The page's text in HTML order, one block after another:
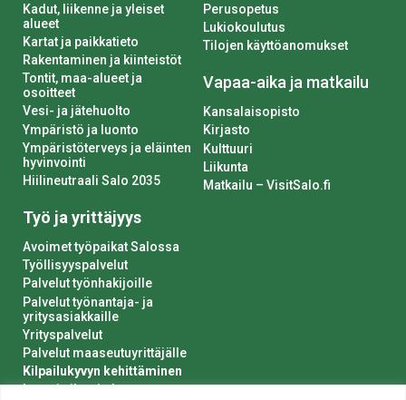
Kadut, liikenne ja yleiset
alueet
Kartat ja paikkatieto
Rakentaminen ja kiinteistöt
Tontit, maa-alueet ja
osoitteet
Vesi- ja jätehuolto
Ympäristö ja luonto
Ympäristöterveys ja eläinten
hyvinvointi
Hiilineutraali Salo 2035
Työ ja yrittäjyys
Avoimet työpaikat Salossa
Työllisyyspalvelut
Palvelut työnhakijoille
Palvelut työnantaja- ja
yritysasiakkaille
Yrityspalvelut
Palvelut maaseutuyrittäjälle
Kilpailukyvyn kehittäminen
Luvat ja ilmoitukset
Perusopetus
Lukiokoulutus
Tilojen käyttöanomukset
Vapaa-aika ja matkailu
Kansalaisopisto
Kirjasto
Kulttuuri
Liikunta
Matkailu – VisitSalo.fi